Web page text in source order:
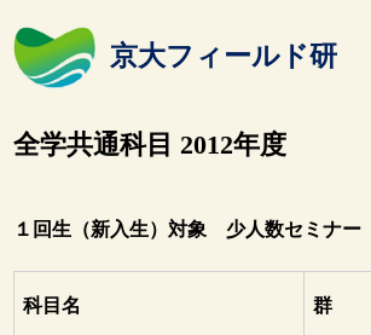
京大フィールド研
全学共通科目 2012年度
１回生（新入生）対象 少人数セミナー
科目名 群